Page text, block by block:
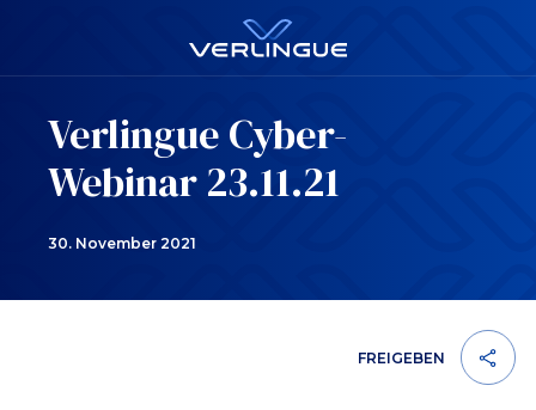
Verlingue Cyber-
Webinar 23.11.21
30. November 2021
FREIGEBEN